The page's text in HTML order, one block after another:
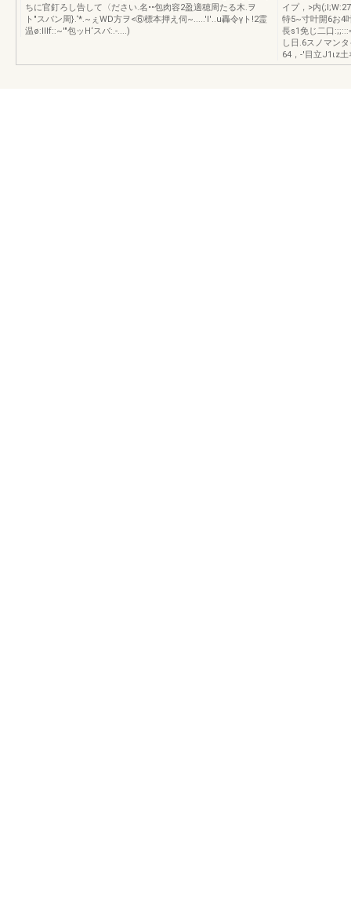
ちに官釘ろし告して〈ださい.名••包肉容2盈適穂周たる木.ヲ
ト"スバン周}.‘*.~ぇWD方ヲ<⑥標本押え伺~.....'l'..u轟令γト!2霊
温ø:lllf::~'"包ッH‘スバ:.-....)
イプ，>内
特5~寸叶開6お4
長s1免じ二口
し日.6スノマン
64，-'目立J1ιz土